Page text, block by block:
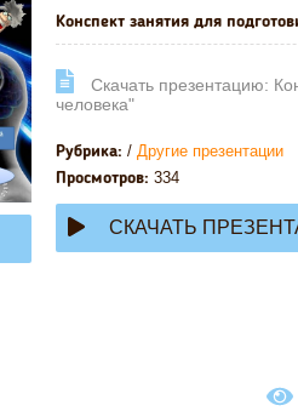
Конспект занятия для
Cкачать презентацию:
человека"
Рубрика: / Другие презентации
Просмотров: 334
СКАЧАТЬ